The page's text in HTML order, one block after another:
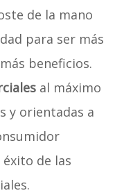
de la mano
para ser más
beneficios.
al máximo
y orientadas a
de las